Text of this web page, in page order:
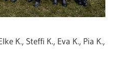
K., Steffi K., Eva K., Pia K.,